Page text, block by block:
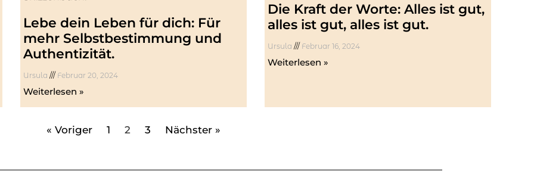
Lebe dein Leben für dich: Für
mehr Selbstbestimmung und
Authentizität.
Ursula Februar 20, 2024
Weiterlesen »
Die Kraft der Worte: Alles ist gut,
alles ist gut, alles ist gut.
Ursula Februar 16, 2024
Weiterlesen »
« Voriger 1 2 3 Nächster »